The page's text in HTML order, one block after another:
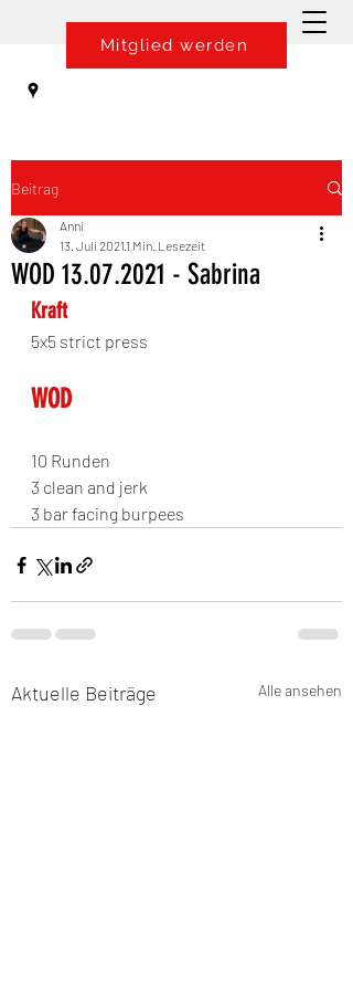
Mitglied werden
Beitrag
WOD 13.07.2021 - Sabrina
Anni
13. Juli 2021 1 Min. Lesezeit
Kraft
5x5 strict press
WOD
10 Runden
3 clean and jerk
3 bar facing burpees
Aktuelle Beiträge Alle ansehen